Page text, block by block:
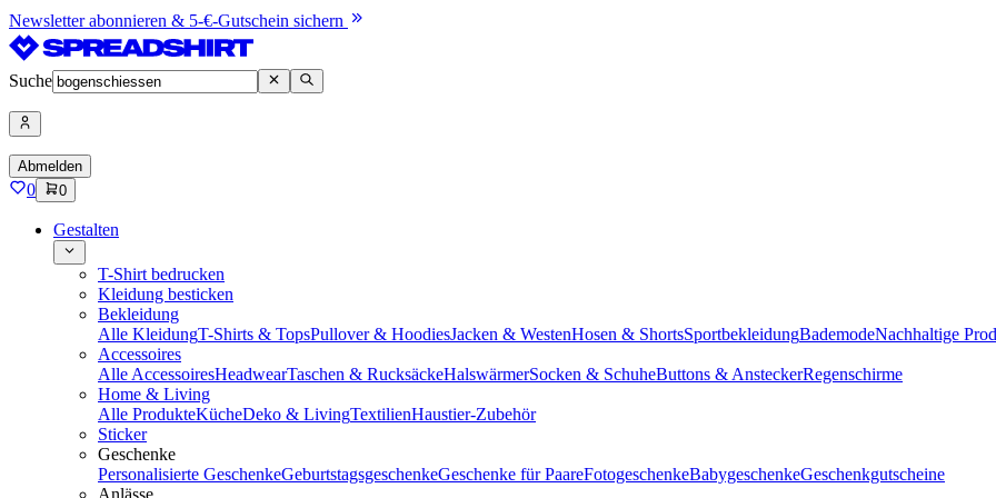
Newsletter abonnieren & 5-€-Gutschein sichern
Suche
Abmelden
0 0
Gestalten
T-Shirt bedrucken
Kleidung besticken
Bekleidung
Alle KleidungT-Shirts & TopsPullover & HoodiesJacken & WestenHosen & ShortsSportbekleidungBademodeNachhaltige
Accessoires
Alle AccessoiresHeadwearTaschen & RucksäckeHalswärmerSocken & SchuheButtons & AnsteckerRegenschirme
Home & Living
Alle ProdukteKücheDeko & LivingTextilienHaustier-Zubehör
Sticker
Geschenke
Personalisierte GeschenkeGeburtstagsgeschenkeGeschenke für PaareFotogeschenkeBabygeschenkeGeschenkgutscheine